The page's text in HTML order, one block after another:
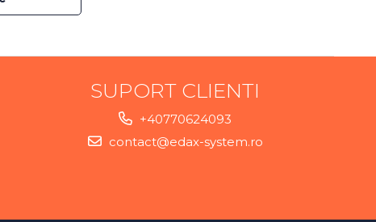
SUPORT CLIENTI
+40770624093
contact@edax-system.ro